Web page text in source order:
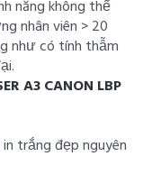
năng không thể
nhân viên > 20
như có tính thẫm
A3 CANON LBP
trắng đẹp nguyên